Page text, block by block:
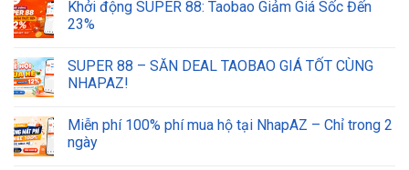
Khởi động SUPER 88: Taobao Giảm Giá Sốc Đến
23%
SUPER 88 – SĂN DEAL TAOBAO GIÁ TỐT CÙNG
NHAPAZ!
Miễn phí 100% phí mua hộ tại NhapAZ – Chỉ trong 2
ngày